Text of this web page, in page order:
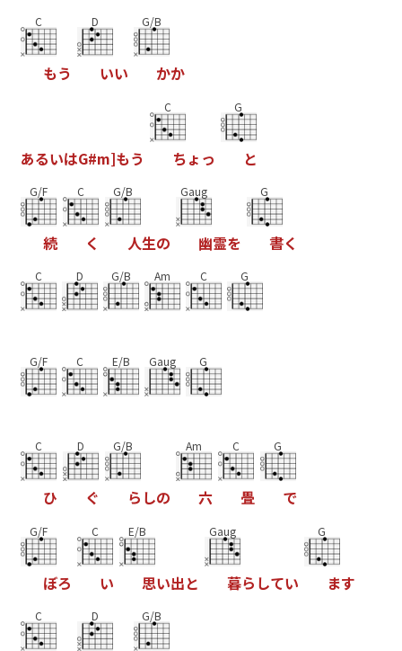
C
もう
D
いい
G/B
かか
あるいはG#m]もう
C
ちょ っ
G
と
G/F
続
C
く
G/B
人生の
Gaug
幽霊を
G
書く
C D G/B Am C G
G/F C E/B Gaug G
C
ひ
D
ぐ
G/B
ら しの
Am
六
C
畳
G
で
G/F
ぼろ
C
い
E/B
思い出と
Gaug
暮ら してい
G
ます
C D G/B